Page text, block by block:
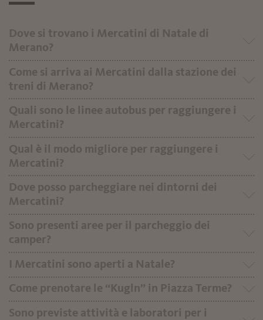
Dove si trovano i Mercatini di Natale di
Merano?
Come si arriva ai Mercatini dalla stazione dei
treni di Merano?
Quali sono le linee autobus per raggiungere i
Mercatini?
Qual è il modo migliore per raggiungere i
Mercatini?
Dove posso parcheggiare nei dintorni dei
Mercatini?
Sono presenti aree per il parcheggio dei
camper?
I Mercatini sono aperti a Natale?
Come prenotare le “Kugln” in Piazza Terme?
Sono previste attività e laboratori per i